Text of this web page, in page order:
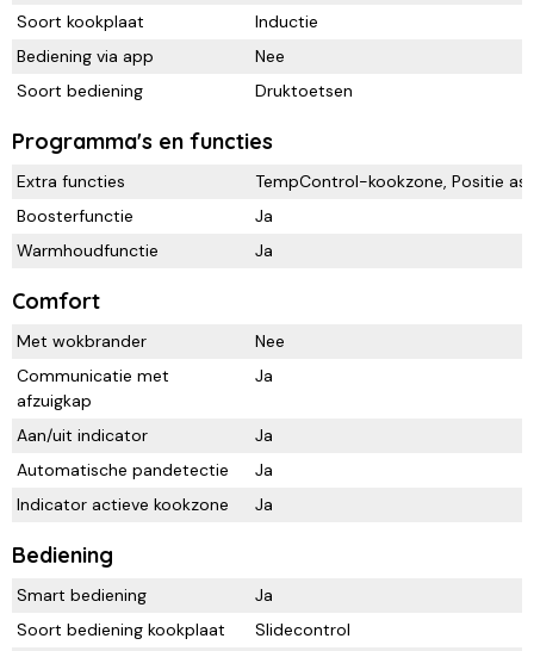
Soort kookplaat
Inductie
Bediening via app
Nee
Soort bediening
Druktoetsen
Programma's en functies
Extra functies
TempControl-kookzone, Positie
Boosterfunctie
Ja
Warmhoudfunctie
Ja
Comfort
Met wokbrander
Nee
Communicatie met
afzuigkap
Ja
Aan/uit indicator
Ja
Automatische pandetectie
Ja
Indicator actieve kookzone
Ja
Bediening
Smart bediening
Ja
Soort bediening kookplaat
Slidecontrol